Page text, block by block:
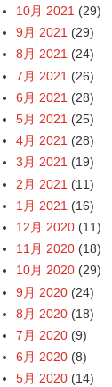
10月 2021 (29)
9月 2021 (29)
8月 2021 (24)
7月 2021 (26)
6月 2021 (28)
5月 2021 (25)
4月 2021 (28)
3月 2021 (19)
2月 2021 (11)
1月 2021 (16)
12月 2020 (11)
11月 2020 (18)
10月 2020 (29)
9月 2020 (24)
8月 2020 (18)
7月 2020 (9)
6月 2020 (8)
5月 2020 (14)